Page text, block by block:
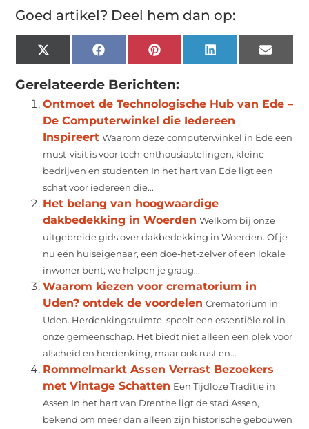
Goed artikel? Deel hem dan op:
X
(Twitter)
Facebook Pinterest LinkedIn Email
Gerelateerde Berichten:
Ontmoet de Technologische Hub van Ede –
De Computerwinkel die Iedereen
Inspireert Waarom deze computerwinkel in Ede een
must-visit is voor tech-enthousiastelingen, kleine
bedrijven en studenten In het hart van Ede ligt een
schat voor iedereen die...
Het belang van hoogwaardige
dakbedekking in Woerden Welkom bij onze
uitgebreide gids over dakbedekking in Woerden. Of je
nu een huiseigenaar, een doe-het-zelver of een lokale
inwoner bent; we helpen je graag...
Waarom kiezen voor crematorium in
Uden? ontdek de voordelen Crematorium in
Uden. Herdenkingsruimte. speelt een essentiële rol in
onze gemeenschap. Het biedt niet alleen een plek voor
afscheid en herdenking, maar ook rust en...
Rommelmarkt Assen Verrast Bezoekers
met Vintage Schatten Een Tijdloze Traditie in
Assen In het hart van Drenthe ligt de stad Assen,
bekend om meer dan alleen zijn historische gebouwen